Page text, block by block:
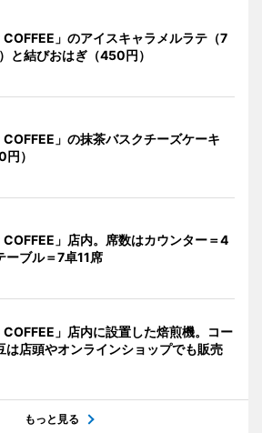
COFFEE」のアイスキャラメルラテ（7
と結びおはぎ（450円）
COFFEE」の抹茶バスクチーズケーキ
円）
COFFEE」店内。席数はカウンター＝4
ーブル＝7卓11席
COFFEE」店内に設置した焙煎機。コー
は店頭やオンラインショップでも販売
もっと見る